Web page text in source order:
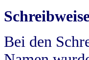
Bei den